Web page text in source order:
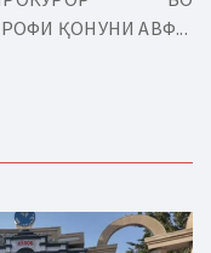
ҚОНУНИ АВФ...